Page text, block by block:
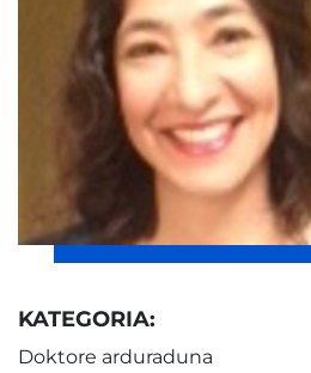
KATEGORIA:
Doktore arduraduna